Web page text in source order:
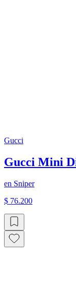
Gucci
Gucci Mini
en Sniper
$ 76.200